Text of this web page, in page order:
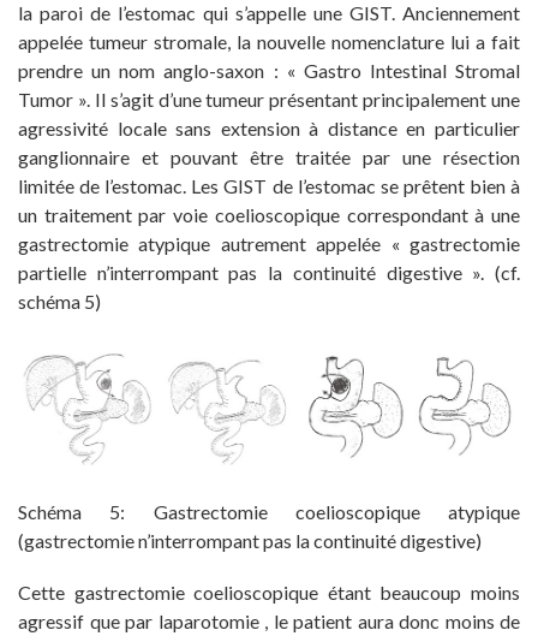
la paroi de l’estomac qui s’appelle une GIST. Anciennement
appelée tumeur stromale, la nouvelle nomenclature lui a fait
prendre un nom anglo-saxon : « Gastro Intestinal Stromal
Tumor ». Il s’agit d’une tumeur présentant principalement une
agressivité locale sans extension à distance en particulier
ganglionnaire et pouvant être traitée par une résection
limitée de l’estomac. Les GIST de l’estomac se prêtent bien à
un traitement par voie coelioscopique correspondant à une
gastrectomie atypique autrement appelée « gastrectomie
partielle n’interrompant pas la continuité digestive ». (cf.
schéma 5)
Schéma 5: Gastrectomie coelioscopique atypique
(gastrectomie n’interrompant pas la continuité digestive)
Cette gastrectomie coelioscopique étant beaucoup moins
agressif que par laparotomie , le patient aura donc moins de